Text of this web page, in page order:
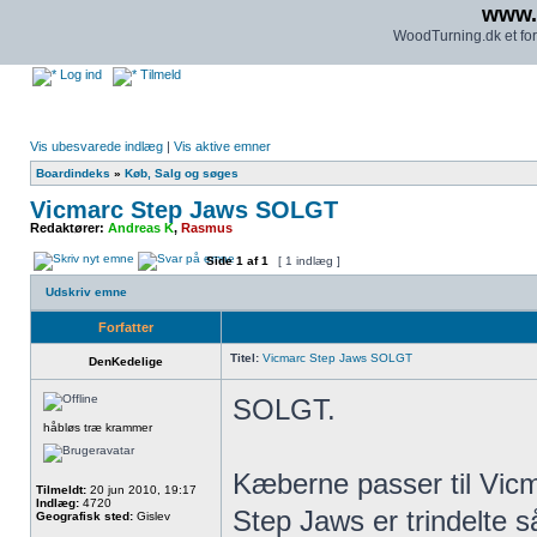
WoodTurning.dk et
Log ind Tilmeld
Vis ubesvarede indlæg | Vis aktive emner
Boardindeks » Køb, Salg og søges
Vicmarc Step Jaws SOLGT
Redaktører: Andreas K, Rasmus
Side1 af1 [ 1 indlæg ]
Udskriv emne
Forfatter
DenKedelige Titel: Vicmarc Step Jaws SOLGT
håbløs træ krammer
Tilmeldt: 20 jun 2010, 19:17
Indlæg: 4720
Geografisk sted: Gislev
SOLGT.
Kæberne passer til
Step Jaws er trindelte